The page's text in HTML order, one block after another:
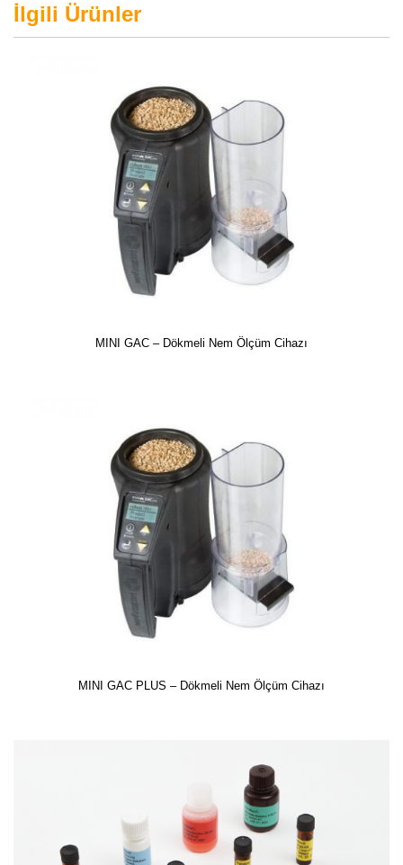
İlgili Ürünler
MINI GAC – Dökmeli Nem Ölçüm Cihazı
MINI GAC PLUS – Dökmeli Nem Ölçüm Cihazı